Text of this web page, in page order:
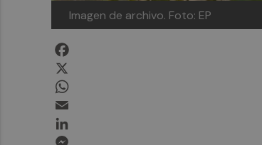
Imagen de archivo. Foto: EP